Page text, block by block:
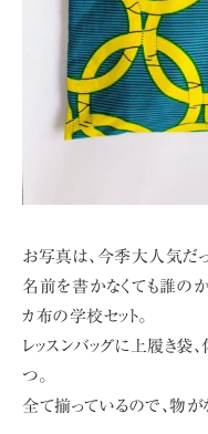
お写真は、今季大人気だ
名前を書かなくても誰のか
カ布の学校セット。
レッスンバッグに上履き袋
つ。
全て揃っているので、物が